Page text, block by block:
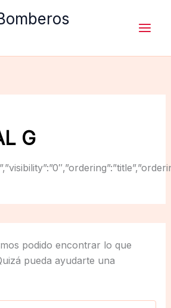
G
podido encontrar lo que
pueda ayudarte una